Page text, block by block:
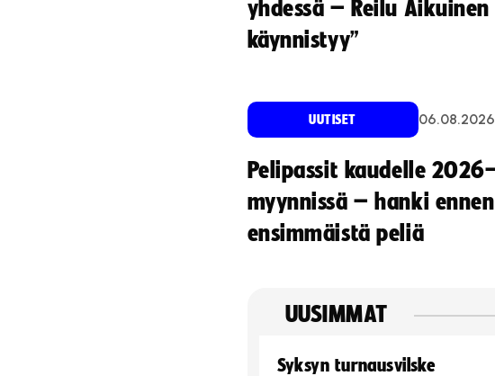
yhdessä – Reilu
käynnistyy”
UUTISET 06.08.2026
Pelipassit kaudelle
myynnissä – hanki ennen
ensimmäistä peliä
UUSIMMAT
Syksyn turnausvilske